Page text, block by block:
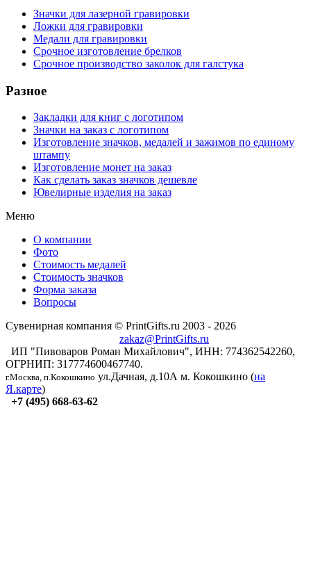
Значки для лазерной гравировки
Ложки для гравировки
Медали для гравировки
Срочное изготовление брелков
Срочное производство заколок для галстука
Разное
Закладки для книг с логотипом
Значки на заказ с логотипом
Изготовление значков, медалей и зажимов по единому
штампу
Изготовление монет на заказ
Как сделать заказ значков дешевле
Ювелирные изделия на заказ
Меню
О компании
Фото
Стоимость медалей
Стоимость значков
Форма заказа
Вопросы
Сувенирная компания © PrintGifts.ru 2003 - 2026
zakaz@PrintGifts.ru
ИП "Пивоваров Роман Михайлович", ИНН: 774362542260,
ОГРНИП: 317774600467740.
г.Москва, п.Кокошкино ул.Дачная, д.10А м. Кокошкино (на
Я.карте)
+7 (495) 668-63-62